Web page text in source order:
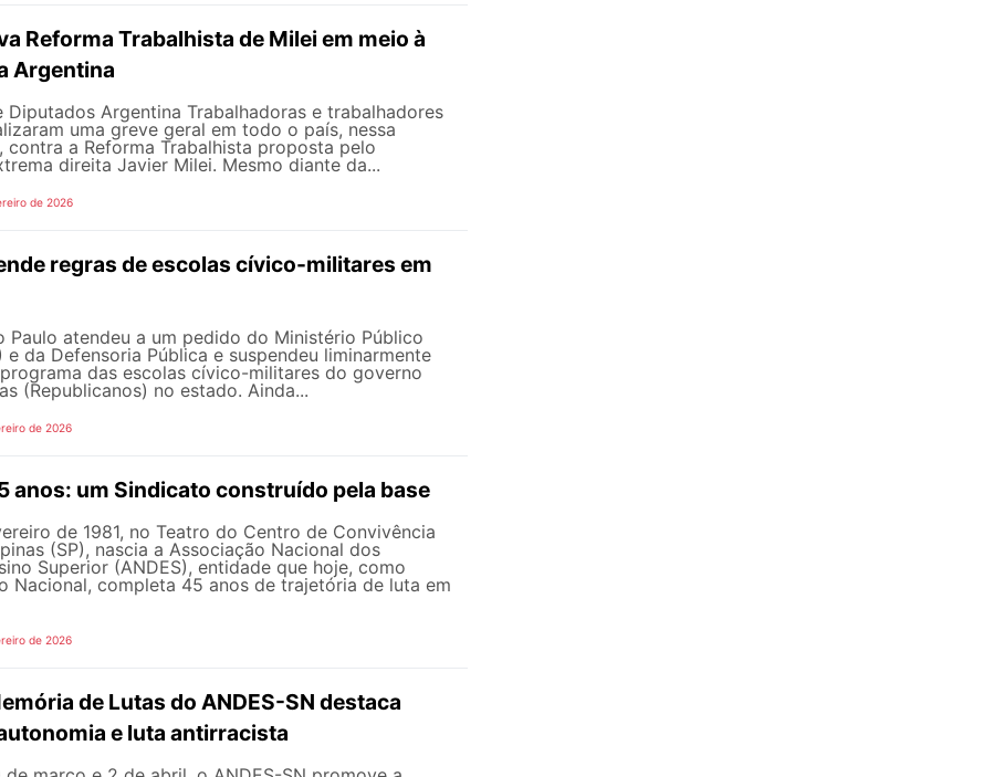
Reforma Trabalhista de Milei em meio à
Argentina
Diputados Argentina Trabalhadoras e trabalhadores
uma greve geral em todo o país, nessa
contra a Reforma Trabalhista proposta pelo
direita Javier Milei. Mesmo diante da...
de 2026
regras de escolas cívico-militares em
Paulo atendeu a um pedido do Ministério Público
e da Defensoria Pública e suspendeu liminarmente
das escolas cívico-militares do governo
(Republicanos) no estado. Ainda...
de 2026
anos: um Sindicato construído pela base
de 1981, no Teatro do Centro de Convivência
(SP), nascia a Associação Nacional dos
Superior (ANDES), entidade que hoje, como
Nacional, completa 45 anos de trajetória de luta em
de 2026
de Lutas do ANDES-SN destaca
e luta antirracista